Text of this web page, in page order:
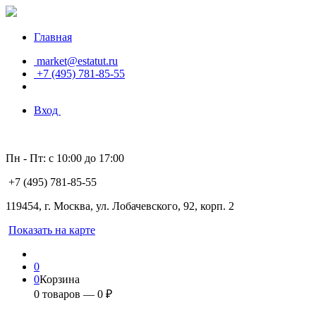
Главная
market@estatut.ru
+7 (495) 781-85-55
Вход
Пн - Пт: с 10:00 до 17:00
+7 (495) 781-85-55
119454, г. Москва, ул. Лобачевского, 92, корп. 2
Показать на карте
0
0Корзина
0 товаров — 0 ₽